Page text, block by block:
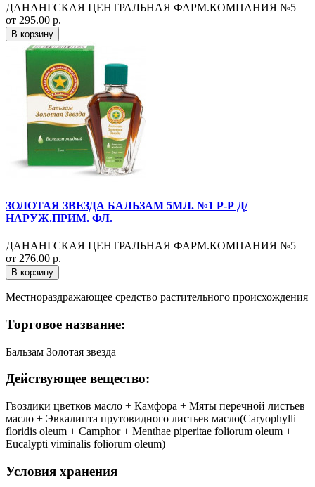
ДАНАНГСКАЯ ЦЕНТРАЛЬНАЯ ФАРМ.КОМПАНИЯ №5
от 295.00 р.
В корзину
ЗОЛОТАЯ ЗВЕЗДА БАЛЬЗАМ 5МЛ. №1 Р-Р Д/
НАРУЖ.ПРИМ. ФЛ.
ДАНАНГСКАЯ ЦЕНТРАЛЬНАЯ ФАРМ.КОМПАНИЯ №5
от 276.00 р.
В корзину
Местнораздражающее средство растительного происхождения
Торговое название:
Бальзам Золотая звезда
Действующее вещество:
Гвоздики цветков масло + Камфора + Мяты перечной листьев
масло + Эвкалипта прутовидного листьев масло(Caryophylli
floridis oleum + Camphor + Menthae piperitae foliorum oleum +
Eucalypti viminalis foliorum oleum)
Условия хранения